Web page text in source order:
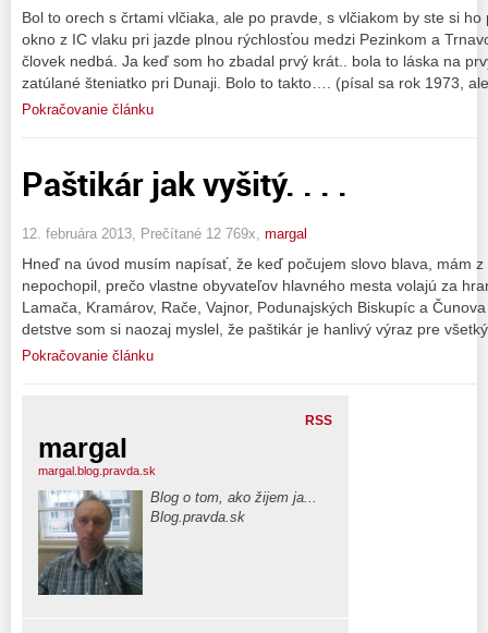
Bol to orech s črtami vlčiaka, ale po pravde, s vlčiakom by ste si
okno z IC vlaku pri jazde plnou rýchlosťou medzi Pezinkom a
človek nedbá. Ja keď som ho zbadal prvý krát.. bola to láska na
zatúlané šteniatko pri Dunaji. Bolo to takto…. (písal sa rok 1973,
Pokračovanie článku
Paštikár jak vyšitý. . . .
12. februára 2013, Prečítané 12 769x, margal
Hneď na úvod musím napísať, že keď počujem slovo blava, mám
nepochopil, prečo vlastne obyvateľov hlavného mesta volajú za
Lamača, Kramárov, Rače, Vajnor, Podunajských Biskupíc a
detstve som si naozaj myslel, že paštikár je hanlivý výraz pre
Pokračovanie článku
RSS
margal
margal.blog.pravda.sk
Blog o tom, ako žijem ja...
Blog.pravda.sk